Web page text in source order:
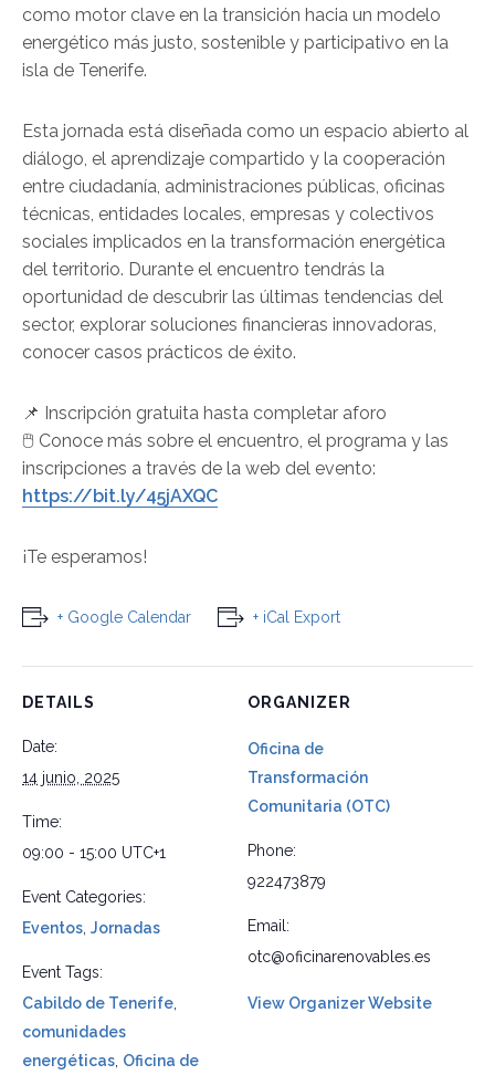
como motor clave en la transición hacia un modelo
energético más justo, sostenible y participativo en la
isla de Tenerife.
Esta jornada está diseñada como un espacio abierto al
diálogo, el aprendizaje compartido y la cooperación
entre ciudadanía, administraciones públicas, oficinas
técnicas, entidades locales, empresas y colectivos
sociales implicados en la transformación energética
del territorio. Durante el encuentro tendrás la
oportunidad de descubrir las últimas tendencias del
sector, explorar soluciones financieras innovadoras,
conocer casos prácticos de éxito.
📌 Inscripción gratuita hasta completar aforo
🖱️ Conoce más sobre el encuentro, el programa y las
inscripciones a través de la web del evento:
https://bit.ly/45jAXQC
¡Te esperamos!
+ Google Calendar + iCal Export
DETAILS
Date:
14 junio, 2025
Time:
09:00 - 15:00 UTC+1
Event Categories:
Eventos Jornadas
Event Tags:
Cabildo de Tenerife
comunidades
energéticas Oficina de
ORGANIZER
Oficina de
Transformación
Comunitaria (OTC)
Phone:
922473879
Email:
otc@oficinarenovables.es
View Organizer Website